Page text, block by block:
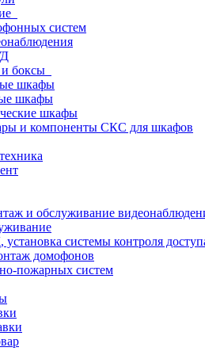
систем
боксы
шкафы
шкафы
шкафы
и компоненты СКС для шкафов
и обслуживание
системы контроля
домофонов
пожарных систем